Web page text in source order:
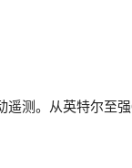
遥测。从英特尔至